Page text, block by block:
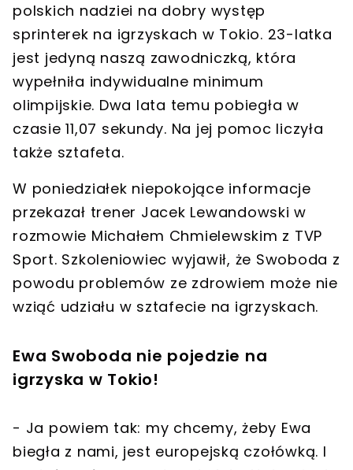
polskich nadziei na dobry występ
sprinterek na igrzyskach w Tokio. 23-latka
jest jedyną naszą zawodniczką, która
wypełniła indywidualne minimum
olimpijskie. Dwa lata temu pobiegła w
czasie 11,07 sekundy. Na jej pomoc liczyła
także sztafeta.
W poniedziałek niepokojące informacje
przekazał trener Jacek Lewandowski w
rozmowie Michałem Chmielewskim z TVP
Sport. Szkoleniowiec wyjawił, że Swoboda z
powodu problemów ze zdrowiem może nie
wziąć udziału w sztafecie na igrzyskach.
Ewa Swoboda nie pojedzie na
igrzyska w Tokio!
- Ja powiem tak: my chcemy, żeby Ewa
biegła z nami, jest europejską czołówką. I